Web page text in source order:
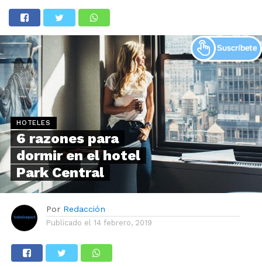
HOTELES
6 razones para
dormir en el hotel
Park Central
Por Redacción
Publicado el 14 febrero, 2019